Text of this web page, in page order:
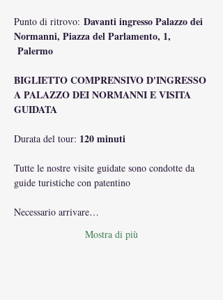
Punto di ritrovo: Davanti ingresso Palazzo dei
Normanni, Piazza del Parlamento, 1,
Palermo
BIGLIETTO COMPRENSIVO D'INGRESSO
A PALAZZO DEI NORMANNI E VISITA
GUIDATA
Durata del tour: 120 minuti
Tutte le nostre visite guidate sono condotte da
guide turistiche con patentino
Necessario arrivare…
Mostra di più